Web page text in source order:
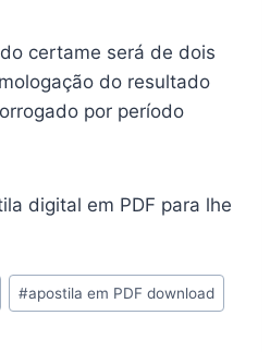
certame será de dois
do resultado
por período
digital em PDF para lhe
#apostila em PDF download